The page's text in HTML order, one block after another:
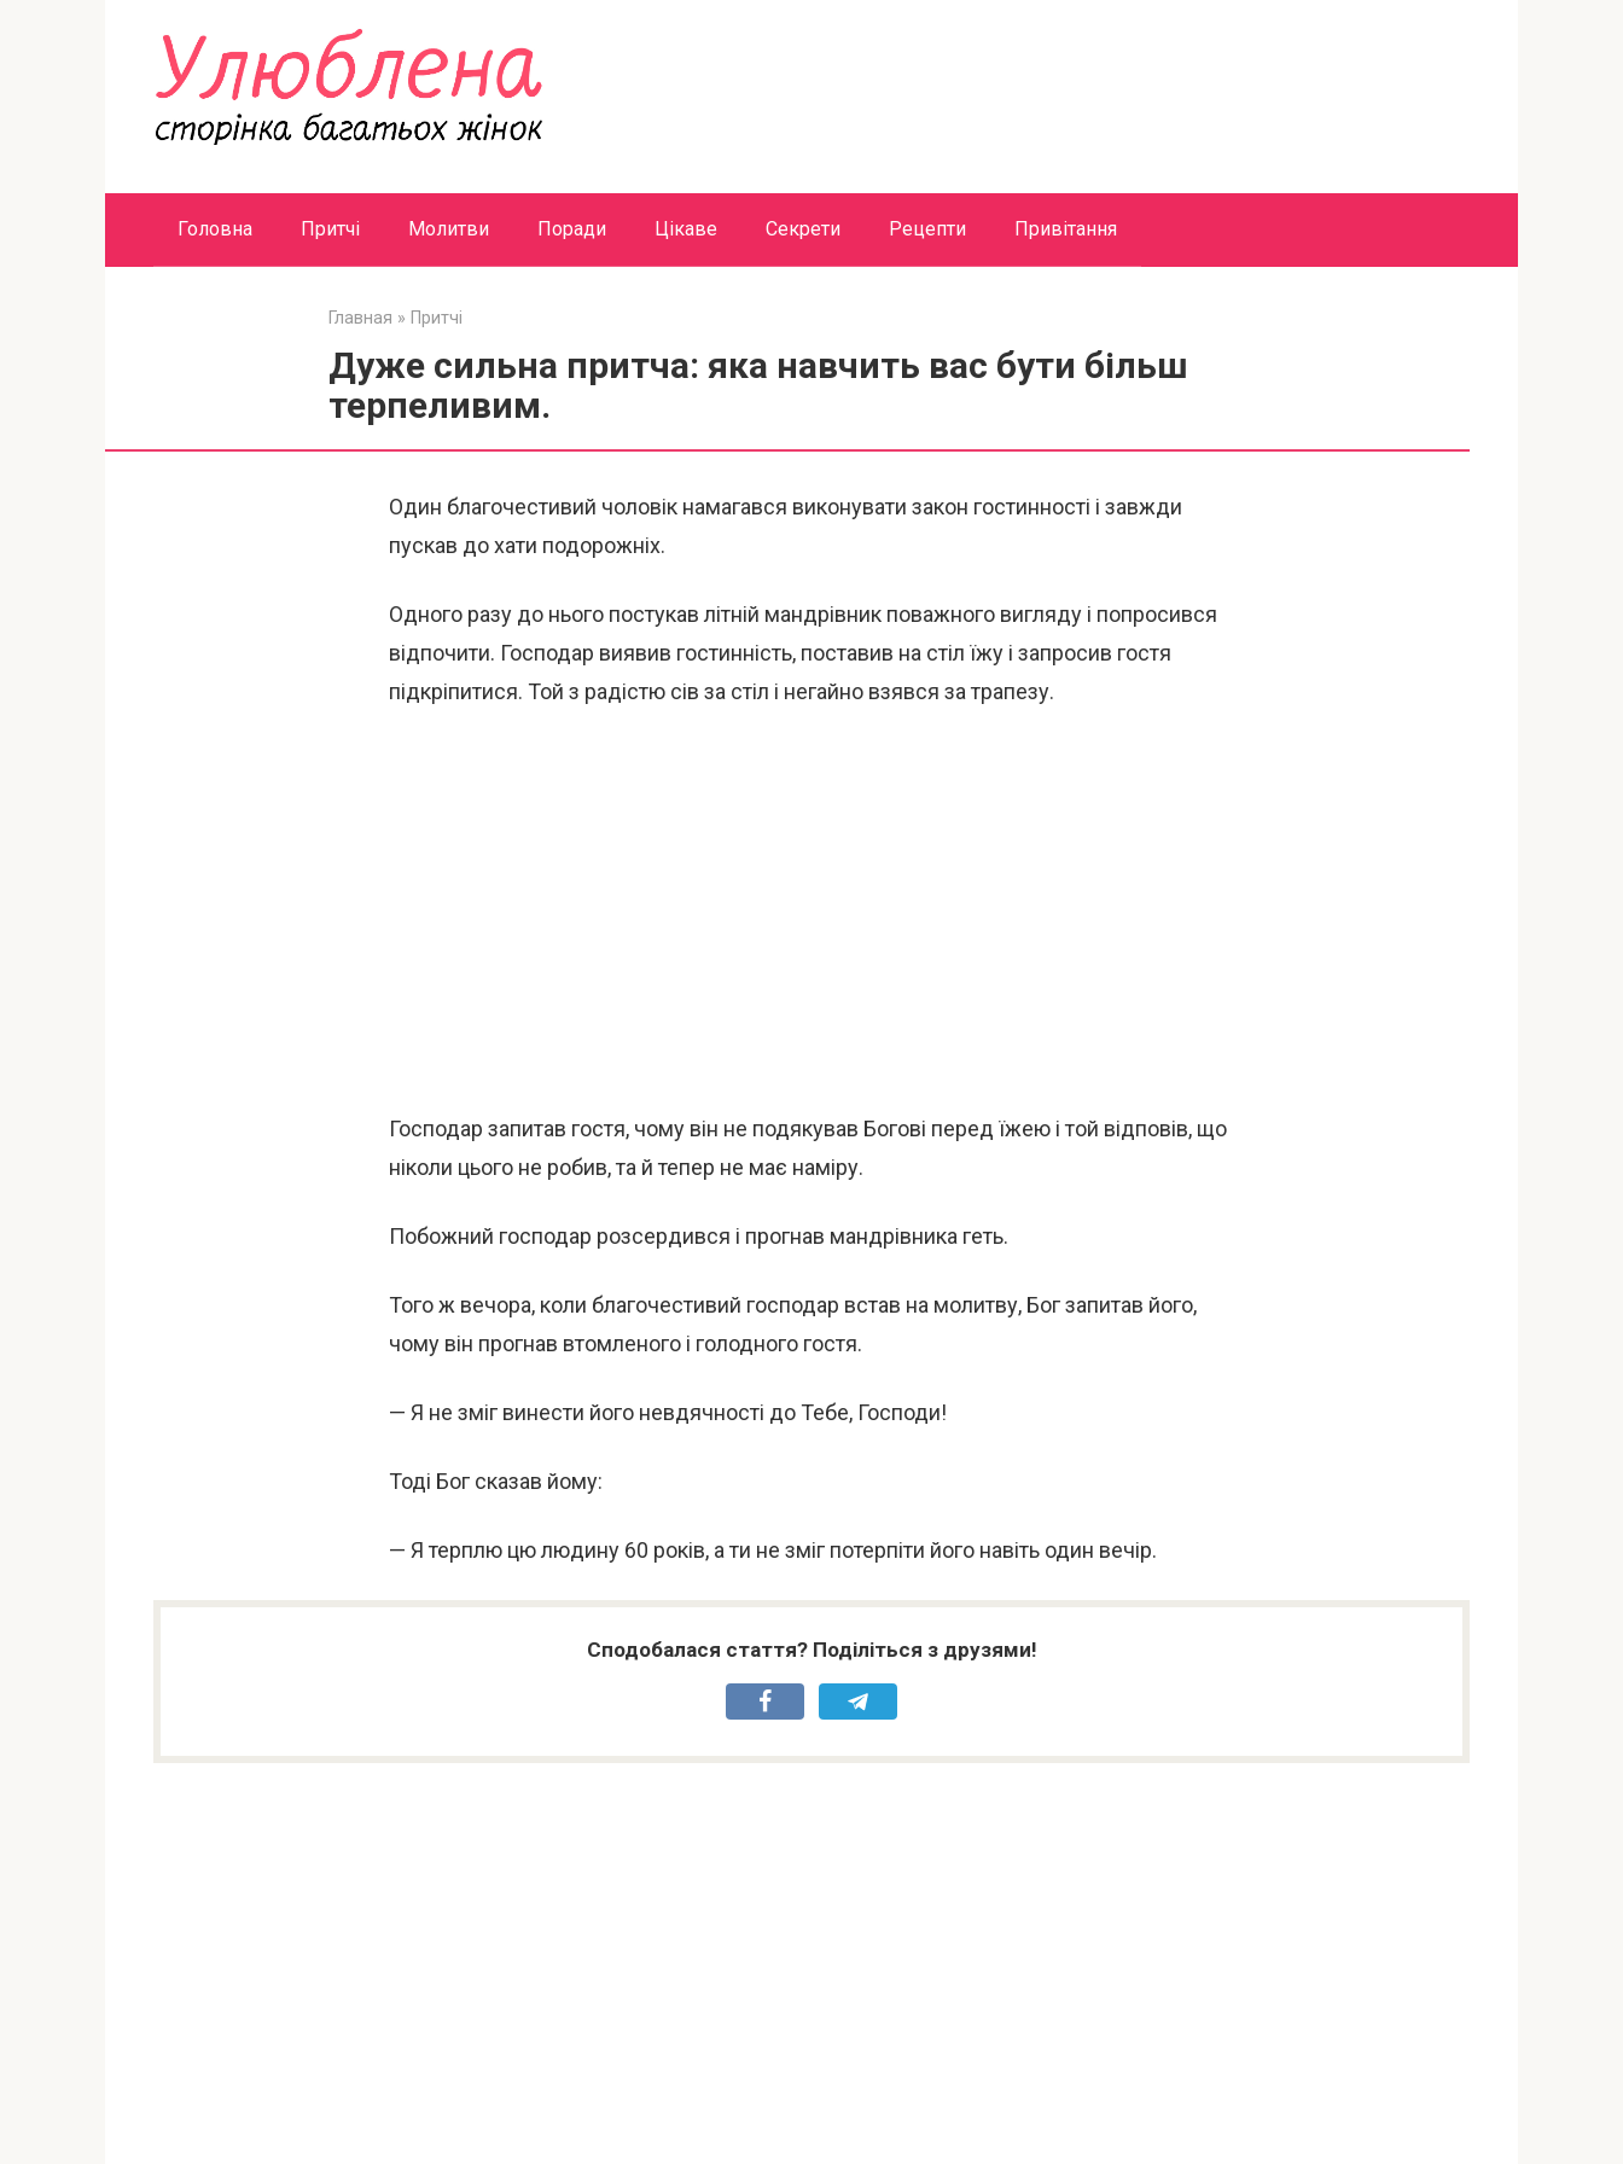
Головна Притчі Молитви Поради Цікаве Секрети Рецепти Привітання
Главная » Притчі
Дуже сильна притча: яка навчить вас бути більш
терпеливим.
Один благочестивий чоловік намагався виконувати закон гостинності і завжди
пускав до хати подорожніх.
Одного разу до нього постукав літній мандрівник поважного вигляду і попросився
відпочити. Господар виявив гостинність, поставив на стіл їжу і запросив гостя
підкріпитися. Той з радістю сів за стіл і негайно взявся за трапезу.
Господар запитав гостя, чому він не подякував Богові перед їжею і той відповів, що
ніколи цього не робив, та й тепер не має наміру.
Побожний господар розсердився і прогнав мандрівника геть.
Того ж вечора, коли благочестивий господар встав на молитву, Бог запитав його,
чому він прогнав втомленого і голодного гостя.
— Я не зміг винести його невдячності до Тебе, Господи!
Тоді Бог сказав йому:
— Я терплю цю людину 60 років, а ти не зміг потерпіти його навіть один вечір.
Сподобалася стаття? Поділіться з друзями!